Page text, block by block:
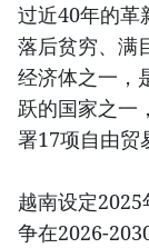
过近40年的革
落后贫穷、满
经济体之一，
跃的国家之一
署17项自由贸
越南设定
争在2026-